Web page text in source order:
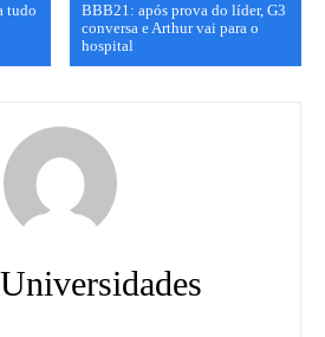
tudo
BBB21: após prova do líder, G3
conversa e Arthur vai para o
hospital